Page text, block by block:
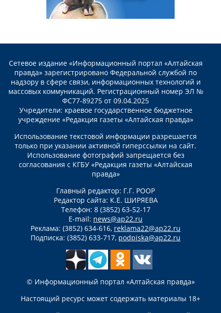
Сетевое издание «Информационный портал «Алтайская
правда» зарегистрировано Федеральной службой по
надзору в сфере связи, информационных технологий и
массовых коммуникаций. Регистрационный номер ЭЛ №
ФС77-89275 от 09.04.2025
Учредители: краевое государственное бюджетное
учреждение «Редакция газеты «Алтайская правда»
Использование текстовой информации разрешается
только при указании активной гиперссылки на сайт.
Использование фотографий запрещается без
согласования с КГБУ «Редакция газеты «Алтайская
правда»
Главный редактор: Г.Г. РООР
Редактор сайта: К.Е. ШИРЯЕВА
Телефон: 8 (3852) 63-52-17
E-mail: news@ap22.ru
Реклама: (3852) 634-616, reklama22@ap22.ru
Подписка: (3852) 633-717, podpiska@ap22.ru
© Информационный портал «Алтайская правда»
Настоящий ресурс может содержать материалы 18+